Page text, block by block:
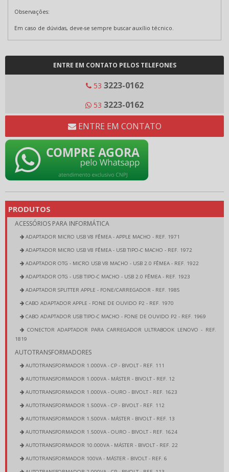
Observações:
Em caso de dúvidas, deve-se sempre buscar auxílio técnico.
ENTRE EM CONTATO PELOS TELEFONES
53 3223-0162
53 3223-0162
ENTRE EM CONTATO
PRODUTOS
ACESSÓRIOS PARA INFORMÁTICA
ADAPTADOR MICRO USB V8 FÊMEA - APPLE MACHO - REF. 1971
ADAPTADOR MICRO USB V8 FÊMEA - USB TIPO-C MACHO - REF. 1972
ADAPTADOR OTG - MICRO USB V8 MACHO - USB 2.0 FÊMEA - REF. 1922
ADAPTADOR OTG - USB TIPO-C MACHO - USB 2.0 FÊMEA - REF. 1923
ADAPTADOR SPLITTER APPLE - FONE/CARREGADOR - REF. 1985
CABO ADAPTADOR APPLE - FONE DE OUVIDO P2 - REF. 1970
CABO ADAPTADOR USB TIPO-C MACHO - FONE DE OUVIDO P2 - REF. 1969
CONECTOR ADAPTADOR PARA CARREGADOR ULTRABOOK LENOVO - REF.
1819
AUTOTRANSFORMADORES
AUTOTRANSFORMADOR 1.000VA - CP - BIVOLT - REF. 111
AUTOTRANSFORMADOR 1.000VA - MÁSTER - BIVOLT - REF. 12
AUTOTRANSFORMADOR 1.000VA - OURO - BIVOLT - REF. 1623
AUTOTRANSFORMADOR 1.500VA - CP - BIVOLT - REF. 112
AUTOTRANSFORMADOR 1.500VA - MÁSTER - BIVOLT - REF. 13
AUTOTRANSFORMADOR 1.500VA - OURO - BIVOLT - REF. 1624
AUTOTRANSFORMADOR 10.000VA - MÁSTER - BIVOLT - REF. 22
AUTOTRANSFORMADOR 100VA - MÁSTER - BIVOLT - REF. 6